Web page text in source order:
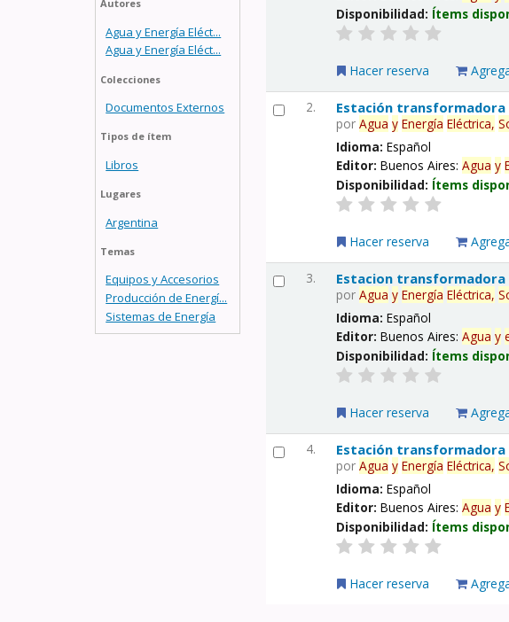
Autores
Agua y Energía Eléct...
Agua y Energía Eléct...
Colecciones
Documentos Externos
Tipos de ítem
Libros
Lugares
Argentina
Temas
Equipos y Accesorios
Producción de Energí...
Sistemas de Energía
Disponibilidad: Ítems
Hacer reserva
2. Estación transformadora
porAgua y Energía Eléctrica,
Idioma:Español
Editor:Buenos Aires:Agua y
Disponibilidad: Ítems
Hacer reserva
3. Estacion transformadora
porAgua y Energía Eléctrica,
Idioma:Español
Editor:Buenos Aires:Agua y
Disponibilidad: Ítems
Hacer reserva
4. Estación transformadora
porAgua y Energía Eléctrica,
Idioma:Español
Editor:Buenos Aires:Agua y
Disponibilidad: Ítems
Hacer reserva